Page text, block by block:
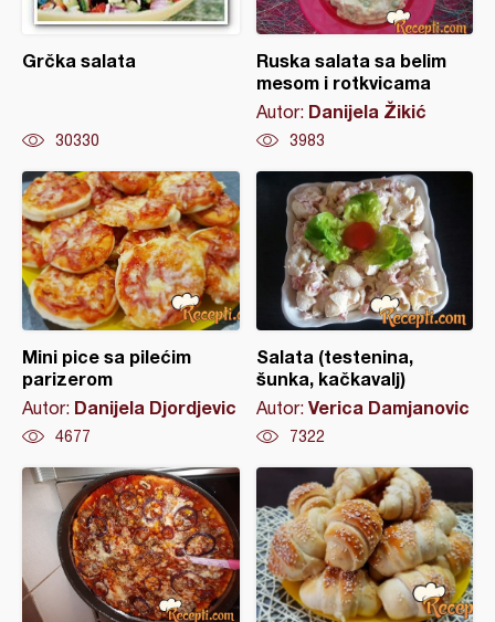
Grčka salata
30330
Ruska salata sa belim
mesom i rotkvicama
Autor: Danijela Žikić
3983
Mini pice sa pilećim
parizerom
Autor: Danijela Djordjevic
4677
Salata (testenina,
šunka, kačkavalj)
Autor: Verica Damjanovic
7322